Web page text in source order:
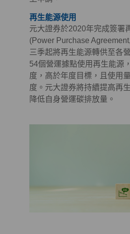
再生能源使用
元大證券於2020年完成簽署
(Power Purchase
三季起將再生能源轉供至各
54個營運據點使用再生能源
度，高於年度目標，且使用
度。元大證券將持續提高再
降低自身營運碳排放量。